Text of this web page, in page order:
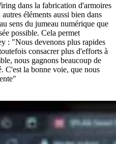
dans la fabrication d'armoires
éléments aussi bien dans
sens du jumeau numérique que
possible. Cela permet
: "Nous devenons plus rapides
consacrer plus d'efforts à
nous gagnons beaucoup de
C'est la bonne voie, que nous